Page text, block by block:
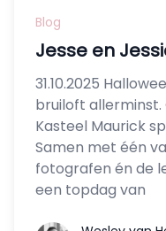
Blog
Jesse en
31.10.2025
bruiloft allerminst.
Kasteel Maurick
Samen met één
fotografen én de
een topdag van